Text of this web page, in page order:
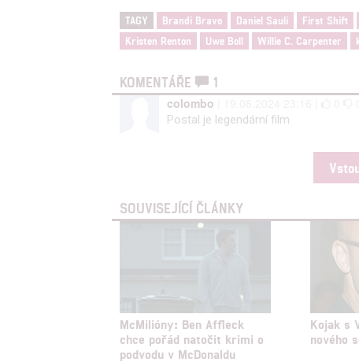
TAGY Brandi Bravo Daniel Sauli First Shift
Kristen Renton
Uwe Boll Willie C. Carpenter
KOMENTÁŘE
1
colombo
Postal je legendární film
SOUVISEJÍCÍ ČLÁNKY
McMilióny: Ben Affleck
chce pořád natočit krimi o
podvodu v McDonaldu
Kojak s
nového